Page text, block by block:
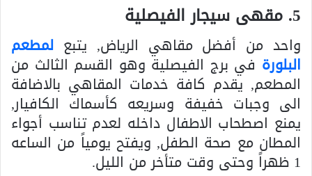
5. مقهى سيجار الفيصلية
واحد من أفضل مقاهي الرياض, يتبع لمطعم
البلورة في برج الفيصلية وهو القسم الثالث من
المطعم, يقدم كافة خدمات المقاهي بالاضافة
الى وجبات خفيفة وسريعه كأسماك الكافيار,
يمنع اصطحاب الاطفال داخله لعدم تناسب أجواء
المطان مع صحة الطفل, ويفتح يومياً من الساعه
1 ظهراً وحتى وقت متأخر من الليل.